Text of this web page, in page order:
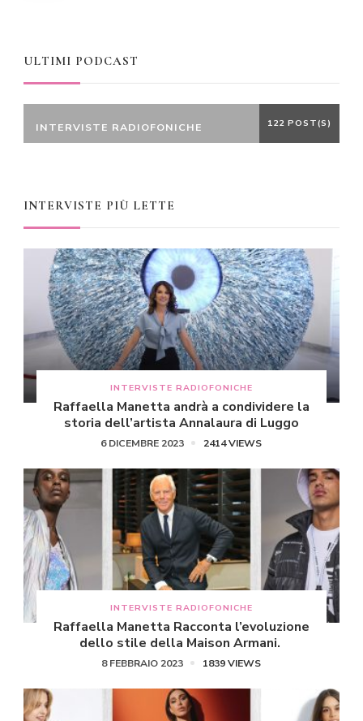
ULTIMI PODCAST
INTERVISTE RADIOFONICHE 122 POST(S)
INTERVISTE PIÙ LETTE
INTERVISTE RADIOFONICHE
Raffaella Manetta andrà a condividere la
storia dell’artista Annalaura di Luggo
6 DICEMBRE 2023 2414 VIEWS
INTERVISTE RADIOFONICHE
Raffaella Manetta Racconta l’evoluzione
dello stile della Maison Armani.
8 FEBBRAIO 2023 1839 VIEWS